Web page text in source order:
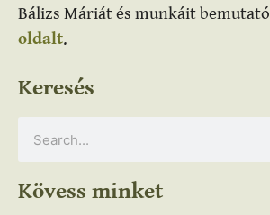
Bálizs Máriát és munkáit bemutató
oldalt.
Keresés
Kövess minket